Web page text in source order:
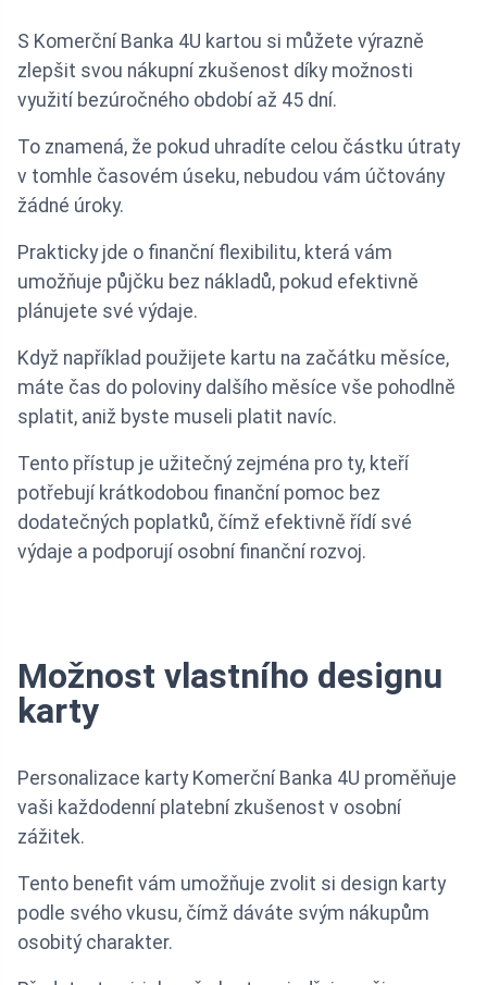
S Komerční Banka 4U kartou si můžete výrazně
zlepšit svou nákupní zkušenost díky možnosti
využití bezúročného období až 45 dní.
To znamená, že pokud uhradíte celou částku útraty
v tomhle časovém úseku, nebudou vám účtovány
žádné úroky.
Prakticky jde o finanční flexibilitu, která vám
umožňuje půjčku bez nákladů, pokud efektivně
plánujete své výdaje.
Když například použijete kartu na začátku měsíce,
máte čas do poloviny dalšího měsíce vše pohodlně
splatit, aniž byste museli platit navíc.
Tento přístup je užitečný zejména pro ty, kteří
potřebují krátkodobou finanční pomoc bez
dodatečných poplatků, čímž efektivně řídí své
výdaje a podporují osobní finanční rozvoj.
Možnost vlastního designu
karty
Personalizace karty Komerční Banka 4U proměňuje
vaši každodenní platební zkušenost v osobní
zážitek.
Tento benefit vám umožňuje zvolit si design karty
podle svého vkusu, čímž dáváte svým nákupům
osobitý charakter.